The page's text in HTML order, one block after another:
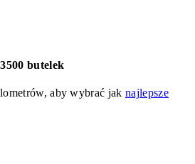
butelek
aby wybrać jaknajlepsze